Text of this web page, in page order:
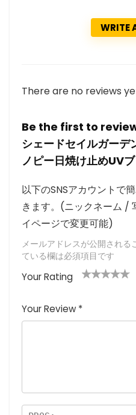
WRITE
There are no reviews
Be the first to review
シェードセイルガーデ
ノピー日焼け止めUV
以下のSNSアカウントで
きます。(ニックネーム /
イページで変更可能)
メールアドレスが公開される
ている欄は必須項目です
Your Rating
つ
星
価
星
(最
(最高
評価:
(最高評
価: 5つ
高評価: 5
つ星)
Your Review *